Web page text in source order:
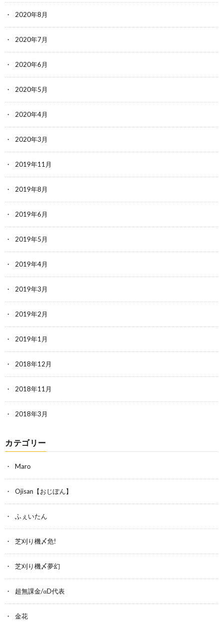
2020年8月
2020年7月
2020年6月
2020年5月
2020年4月
2020年3月
2019年11月
2019年8月
2019年6月
2019年5月
2019年4月
2019年3月
2019年2月
2019年1月
2018年12月
2018年11月
2018年3月
カテゴリー
Maro
Ojisan【おじぽん】
ふぇいたん
芝刈り機〆危!
芝刈り機〆夢幻
超無課金/αD代表
金花